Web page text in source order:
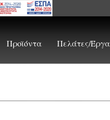
Προϊόντα Πελάτες/Έργα